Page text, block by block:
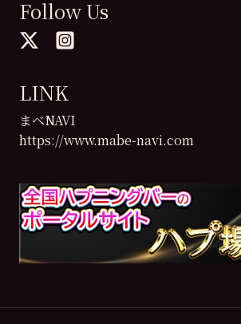
Follow Us
LINK
まべNAVI
https://www.mabe-navi.com